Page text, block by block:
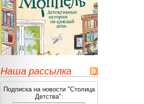
Наша рассылка
Подписка на новости "Столица
Детства":